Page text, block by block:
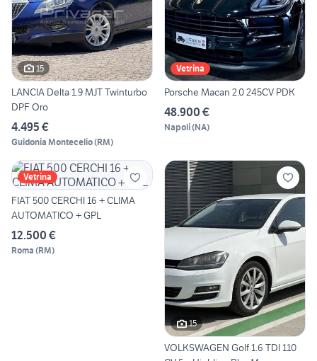
15
LANCIA Delta 1.9 MJT Twinturbo
DPF Oro
4.495 €
Guidonia Montecelio(RM)
Vetrina
Porsche Macan 2.0 245CV PDK
48.900 €
Napoli(NA)
Vetrina
FIAT 500 CERCHI 16 + CLIMA
AUTOMATICO + GPL
12.500 €
Roma (RM)
15
VOLKSWAGEN Golf 1.6 TDI 110